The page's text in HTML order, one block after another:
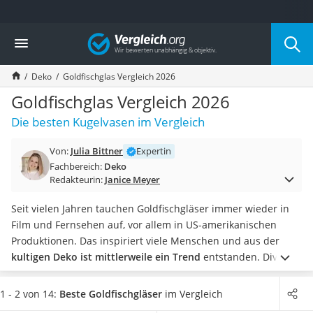
Die beliebtesten Vergleiche nach Kategorie
Wohnen
Matratzen-Topper
Matratzen
Konferenzlautsprecher
Tageslichtlampe
Badlüfter
Bürohocker
Außenleuchte mit Kamera
Akku-Tischlampe
Konferenzmikrofon
Klappmatratze
Duschkopf mit Kalkfilter
Aktenvernichter Sicherheitsstufe 4
Bettgitter
Vergleich
Deko Goldfischglas Vergleich 2026
Goldfischglas Vergleich 2026
Die besten Kugelvasen im Vergleich
Von: Julia Bittner
Expertin
Fachbereich: Deko
Redakteurin: Janice Meyer
Seit vielen Jahren tauchen Goldfischgläser immer wieder in
Film und Fernsehen auf, vor allem in US-amerikanischen
Produktionen. Das inspiriert viele Menschen und aus der
kultigen Deko ist mittlerweile ein Trend entstanden. Diverse
Online-Tests empfehlen, dass dasGoldfischglas mit Deko
oder Pflanzen zu befüllen, nicht jedoch mit lebenden Tieren
1 - 2 von 14: Beste Goldfischgläser im Vergleich